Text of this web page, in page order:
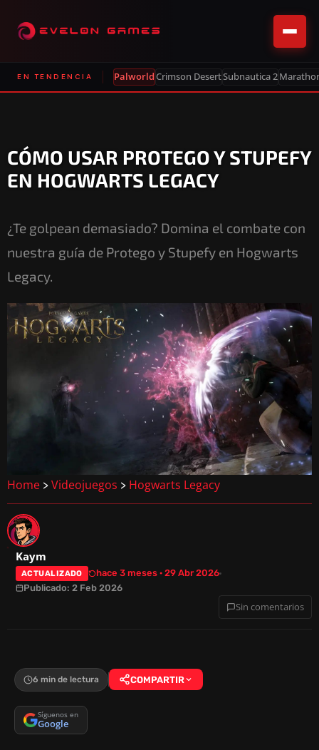
EN TENDENCIA PalworldCrimson DesertSubnautica 2
CÓMO USAR PROTEGO Y STUPEFY
EN HOGWARTS LEGACY
¿Te golpean demasiado? Domina el combate con
nuestra guía de Protego y Stupefy en Hogwarts
Legacy.
Home > Videojuegos > Hogwarts Legacy
Kaym
ACTUALIZADO
hace 3 meses · 29 Abr 2026
Publicado: 2 Feb 2026
Sin comentarios
6 min de lectura COMPARTIR
Síguenos en
Google